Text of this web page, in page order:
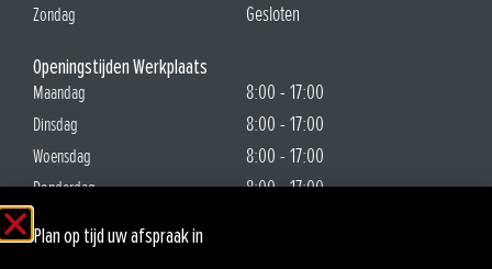
Zondag
Gesloten
Openingstijden Werkplaats
Maandag 8:00 - 17:00
Dinsdag 8:00 - 17:00
Woensdag 8:00 - 17:00
Donderdag 8:00 - 17:00
Zaterdag
Plan op tijd uw afspraak in